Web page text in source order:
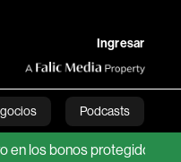
Ingresar
Podcasts
protegidos contra la